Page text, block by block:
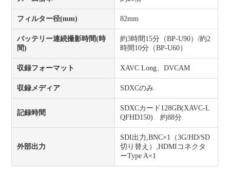
フィルター径(mm) 82mm
バッテリー連続撮影時間(時
間)
約3時間15分（BP-U90）/約2
時間10分（BP-U60）
収録フォーマット XAVC Long、DVCAM
収録メディア SDXCのみ
記録時間
SDXCカード128GB(XAVC-L
QFHD150) 約88分
外部出力
SDI出力,BNC×1（3G/HD/SD
切り替え）,HDMIコネクタ
ーType A×1